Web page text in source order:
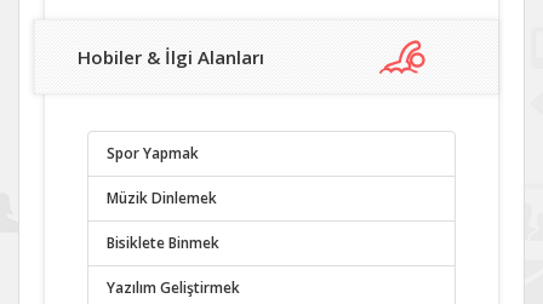
Hobiler & İlgi Alanları
Spor Yapmak
Müzik Dinlemek
Bisiklete Binmek
Yazılım Geliştirmek